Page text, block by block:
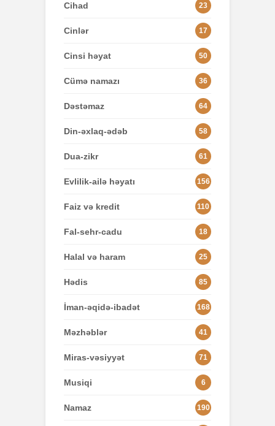
Cihad 23
Cinlər 17
Cinsi həyat 50
Cümə namazı 36
Dəstəmaz 64
Din-əxlaq-ədəb 58
Dua-zikr 61
Evlilik-ailə həyatı 156
Faiz və kredit 110
Fal-sehr-cadu 18
Halal və haram 25
Hədis 85
İman-əqidə-ibadət 168
Məzhəblər 41
Miras-vəsiyyət 71
Musiqi 6
Namaz 190